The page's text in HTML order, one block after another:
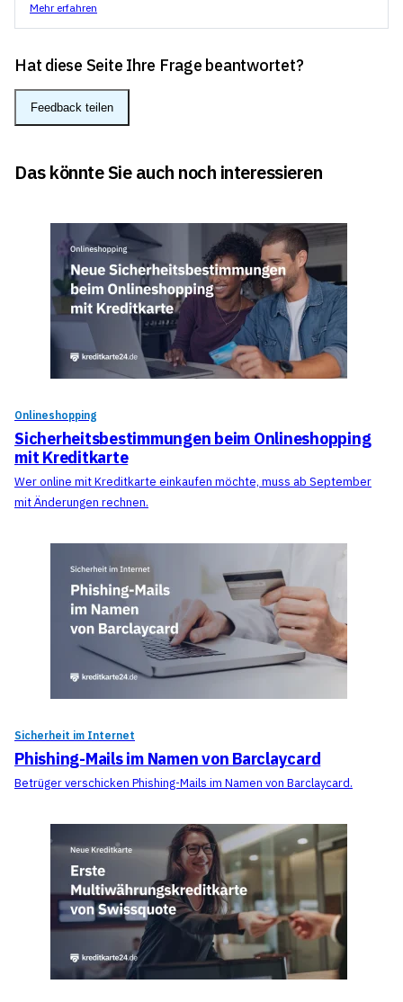
Mehr erfahren
Hat diese Seite Ihre Frage beantwortet?
Feedback teilen
Das könnte Sie auch noch interessieren
Onlineshopping
Sicherheitsbestimmungen beim Onlineshopping
mit Kreditkarte
Wer online mit Kreditkarte einkaufen möchte, muss ab September
mit Änderungen rechnen.
Sicherheit im Internet
Phishing-Mails im Namen von Barclaycard
Betrüger verschicken Phishing-Mails im Namen von Barclaycard.